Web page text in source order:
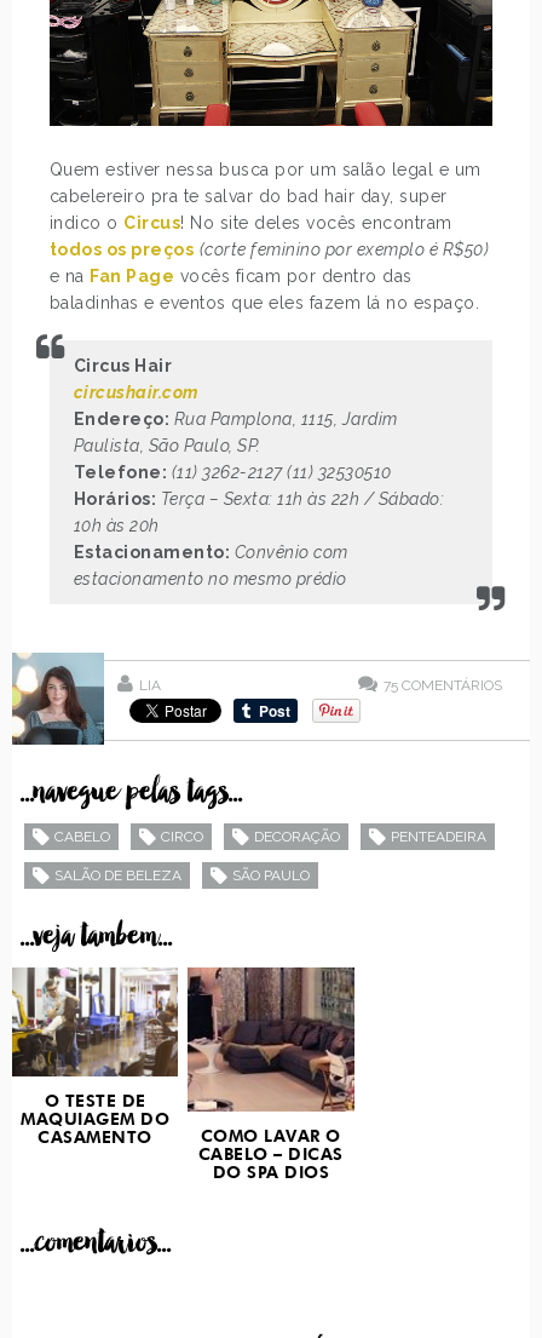
Quem estiver nessa busca por um salão legal e um
cabelereiro pra te salvar do bad hair day, super
indico o Circus! No site deles vocês encontram
todos os preços (corte feminino por exemplo é R$50)
e na Fan Page vocês ficam por dentro das
baladinhas e eventos que eles fazem lá no espaço.
Circus Hair
circushair.com
Endereço: Rua Pamplona, 1115, Jardim
Paulista, São Paulo, SP.
Telefone: (11) 3262-2127 (11) 32530510
Horários: Terça – Sexta: 11h às 22h / Sábado:
10h às 20h
Estacionamento: Convênio com
estacionamento no mesmo prédio
LIA 75 COMENTÁRIOS
...navegue pelas tags...
CABELO CIRCO DECORAÇÃO PENTEADEIRA
SALÃO DE BELEZA SÃO PAULO
...veja tambem...
O TESTE DE
MAQUIAGEM DO
CASAMENTO
COMO LAVAR O
CABELO – DICAS
DO SPA DIOS
...comentarios...